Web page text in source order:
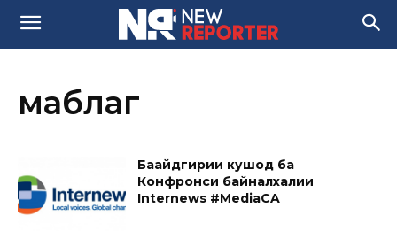
маблаг
Бақайдгирии кушод ба
Конфронси байналхалқии
Internews #MediaCA